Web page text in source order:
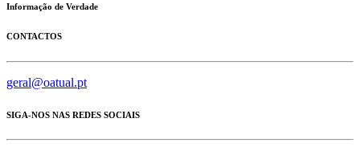
Informação de Verdade
CONTACTOS
geral@oatual.pt
SIGA-NOS NAS REDES SOCIAIS